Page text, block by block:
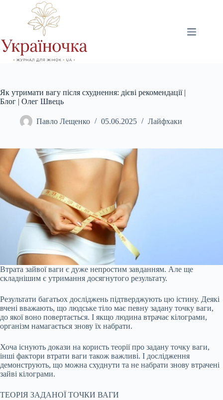
Як утримати вагу після схуднення: дієві рекомендації |
Блог | Олег Швець
Павло Лещенко 05.06.2025 Лайфхаки
Втрата зайвої ваги є дуже непростим завданням. Але ще
складнішим є утримання досягнутого результату.
Результати багатьох досліджень підтверджують цю істину. Деякі
вчені вважають, що людське тіло має певну задану точку ваги,
до якої воно повертається. І якщо людина втрачає кілограми,
організм намагається знову їх набрати.
Хоча існують докази на користь теорії про задану точку ваги,
інші фактори втрати ваги також важливі. І дослідження
демонструють, що можна схуднути та не набрати знову втрачені
зайві кілограми.
ТЕОРІЯ ЗАДАНОЇ ТОЧКИ ВАГИ